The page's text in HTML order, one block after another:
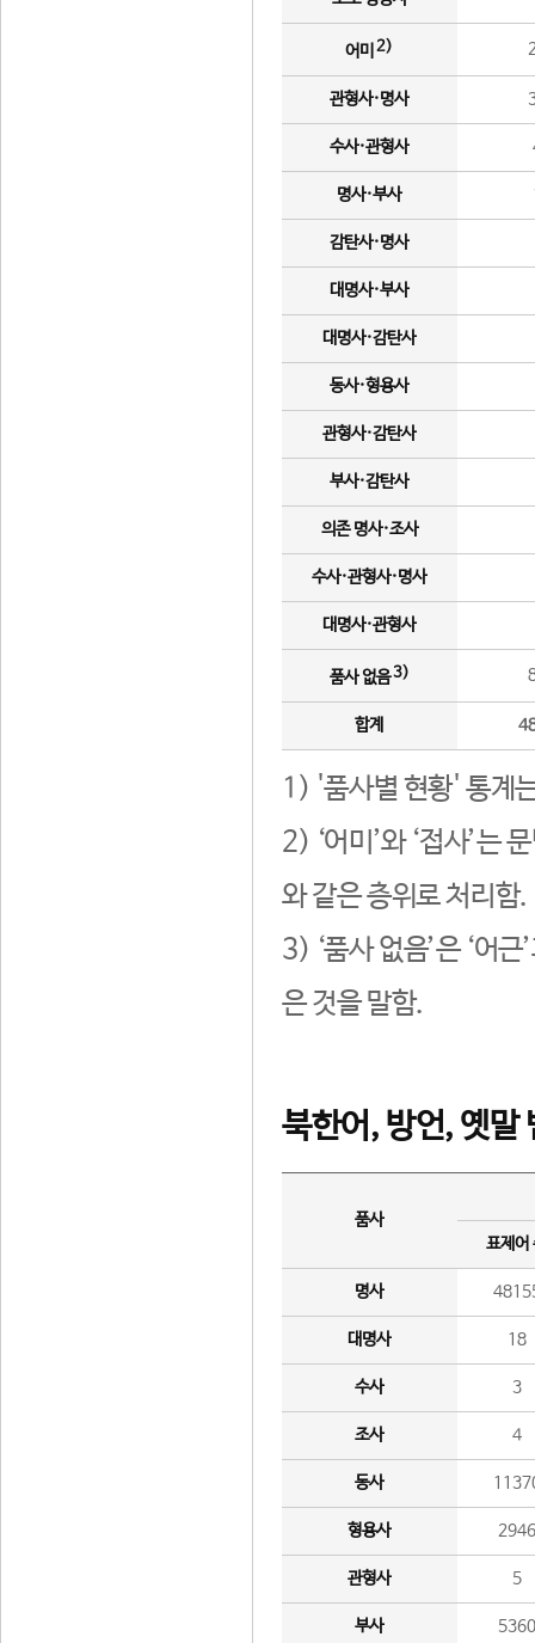
어미 2)
관형사·명사
수사·관형사
명사·부사
감탄사·명사
대명사·부사
대명사·감탄사
동사·형용사
관형사·감탄사
부사·감탄사
의존 명사·조사
수사·관형사·명사
대명사·관형사
품사 없음3)
합계
1) '품사별 현황' 통계
2) ‘어미’와 ‘접사’는
와 같은 층위로 처리함.
3) ‘품사 없음’은 ‘어
은 것을 말함.
북한어, 방언, 옛말
품사
표제어
명사
대명사 18
수사 3
조사 4
동사
형용사 2946
관형사 5
부사 5360